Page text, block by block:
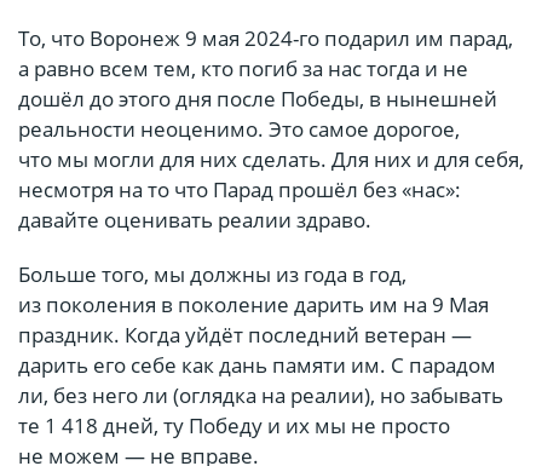
То, что Воронеж 9 мая 2024-го подарил им парад,
а равно всем тем, кто погиб за нас тогда и не
дошёл до этого дня после Победы, в нынешней
реальности неоценимо. Это самое дорогое,
что мы могли для них сделать. Для них и для себя,
несмотря на то что Парад прошёл без «нас»:
давайте оценивать реалии здраво.
Больше того, мы должны из года в год,
из поколения в поколение дарить им на 9 Мая
праздник. Когда уйдёт последний ветеран —
дарить его себе как дань памяти им. С парадом
ли, без него ли (оглядка на реалии), но забывать
те 1 418 дней, ту Победу и их мы не просто
не можем — не вправе.